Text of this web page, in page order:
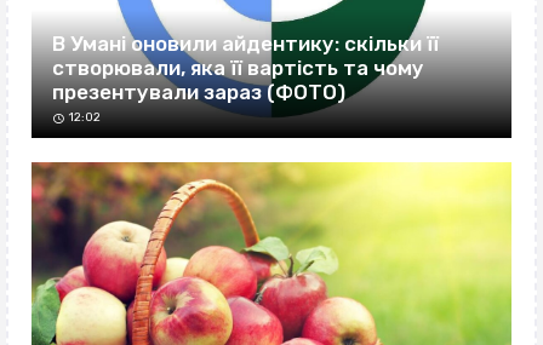
В Умані оновили айдентику: скільки її
створювали, яка її вартість та чому
презентували зараз (ФОТО)
12:02